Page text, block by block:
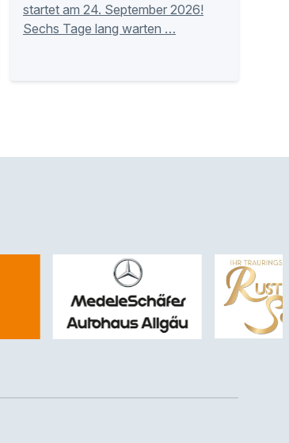
startet am 24. September 2026!
Sechs Tage lang warten …